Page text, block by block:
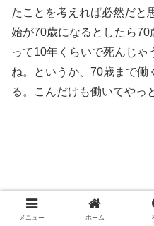
たことを考えれば必然だと
始が70歳になるとしたら70
って10年くらいで死んじゃ
ね。というか、70歳まで働
る。こんだけも働いてやっ
メニュー ホーム